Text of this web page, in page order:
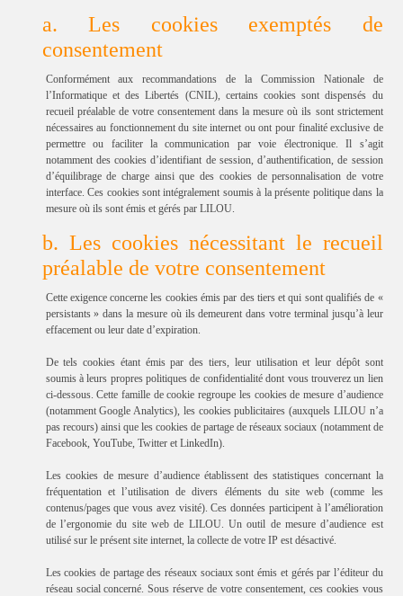
a. Les cookies exemptés de
consentement
Conformément aux recommandations de la Commission Nationale de
l’Informatique et des Libertés (CNIL), certains cookies sont dispensés du
recueil préalable de votre consentement dans la mesure où ils sont strictement
nécessaires au fonctionnement du site internet ou ont pour finalité exclusive de
permettre ou faciliter la communication par voie électronique. Il s’agit
notamment des cookies d’identifiant de session, d’authentification, de session
d’équilibrage de charge ainsi que des cookies de personnalisation de votre
interface. Ces cookies sont intégralement soumis à la présente politique dans la
mesure où ils sont émis et gérés par LILOU.
b. Les cookies nécessitant le recueil
préalable de votre consentement
Cette exigence concerne les cookies émis par des tiers et qui sont qualifiés de «
persistants » dans la mesure où ils demeurent dans votre terminal jusqu’à leur
effacement ou leur date d’expiration.
De tels cookies étant émis par des tiers, leur utilisation et leur dépôt sont
soumis à leurs propres politiques de confidentialité dont vous trouverez un lien
ci-dessous. Cette famille de cookie regroupe les cookies de mesure d’audience
(notamment Google Analytics), les cookies publicitaires (auxquels LILOU n’a
pas recours) ainsi que les cookies de partage de réseaux sociaux (notamment de
Facebook, YouTube, Twitter et LinkedIn).
Les cookies de mesure d’audience établissent des statistiques concernant la
fréquentation et l’utilisation de divers éléments du site web (comme les
contenus/pages que vous avez visité). Ces données participent à l’amélioration
de l’ergonomie du site web de LILOU. Un outil de mesure d’audience est
utilisé sur le présent site internet, la collecte de votre IP est désactivé.
Les cookies de partage des réseaux sociaux sont émis et gérés par l’éditeur du
réseau social concerné. Sous réserve de votre consentement, ces cookies vous